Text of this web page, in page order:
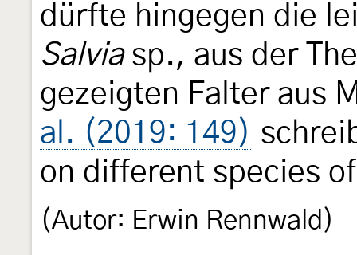
dürfte hingegen die
Salviasp., aus der
gezeigten Falter aus
al. (2019: 149)
on different species
(Autor: Erwin Rennwald)